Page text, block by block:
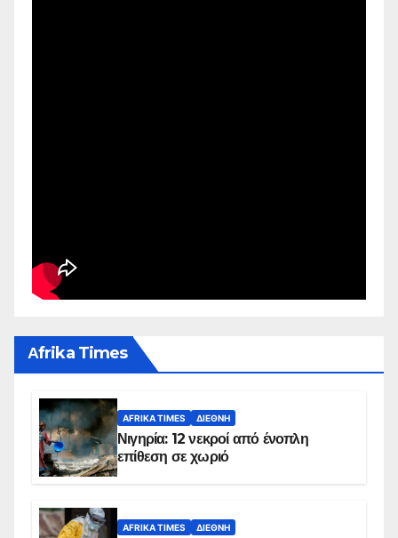
Αfrika Times
AFRIKA TIMES ΔΙΕΘΝΉ
Νιγηρία: 12 νεκροί από ένοπλη
επίθεση σε χωριό
AFRIKA TIMES ΔΙΕΘΝΉ